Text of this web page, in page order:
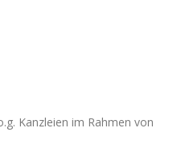
Kanzleien im Rahmen von